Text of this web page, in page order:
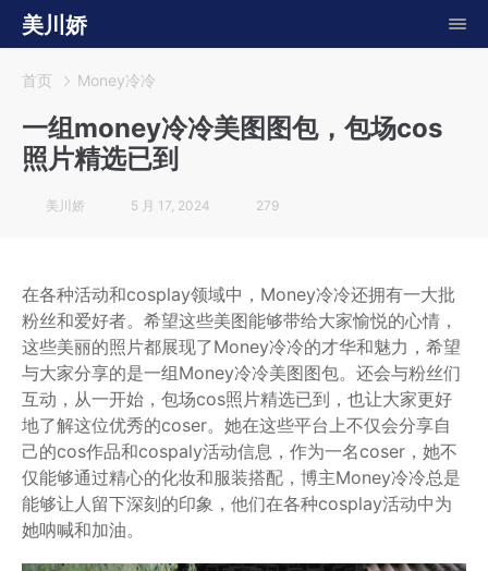
美川娇
首页 Money冷冷
一组money冷冷美图图包，包场cos
照片精选已到
美川娇 5 月 17, 2024 279
在各种活动和cosplay领域中，Money冷冷还拥有一大批
粉丝和爱好者。希望这些美图能够带给大家愉悦的心情，
这些美丽的照片都展现了Money冷冷的才华和魅力，希望
与大家分享的是一组Money冷冷美图图包。还会与粉丝们
互动，从一开始，包场cos照片精选已到，也让大家更好
地了解这位优秀的coser。她在这些平台上不仅会分享自
己的cos作品和cospaly活动信息，作为一名coser，她不
仅能够通过精心的化妆和服装搭配，博主Money冷冷总是
能够让人留下深刻的印象，他们在各种cosplay活动中为
她呐喊和加油。